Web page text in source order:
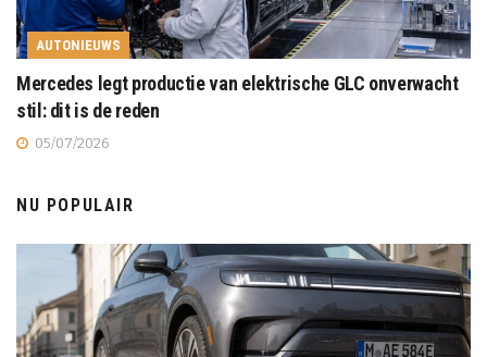
AUTONIEUWS
Mercedes legt productie van elektrische GLC onverwacht
stil: dit is de reden
05/07/2026
NU POPULAIR